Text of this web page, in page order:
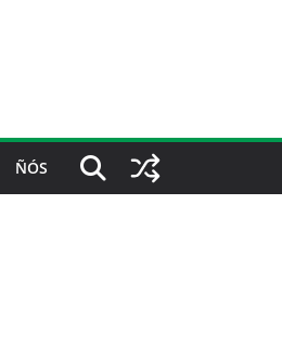
ÑÓS